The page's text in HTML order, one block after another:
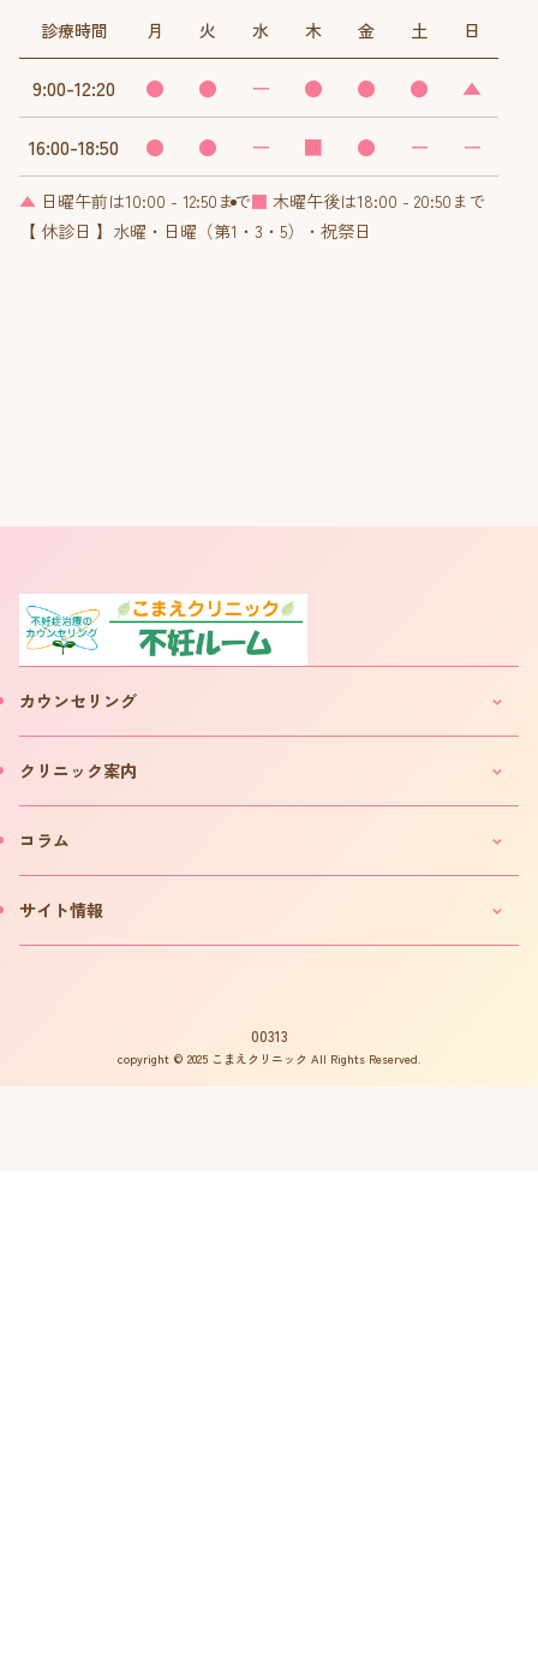
診療時間 月 火 水 木 金 土 日
9:00-12:20 ● ● ー ● ● ● ▲
16:00-18:50 ● ● ー ■ ● ー ー
▲ 日曜午前は10:00 - 12:50まで■ 木曜午後は18:00 - 20:50まで
【 休診日 】水曜・日曜（第1・3・5）・祝祭日
カウンセリング
IVF(体外受精)カウンセリングのご案内
カウンセリング予約について
お問い合わせ
クリニック案内
院長プロフィール
よくある質問
コラム
インタビュー
不妊ルーム物語
サイト情報
00313
copyright © 2025 こまえクリニック All Rights Reserved.